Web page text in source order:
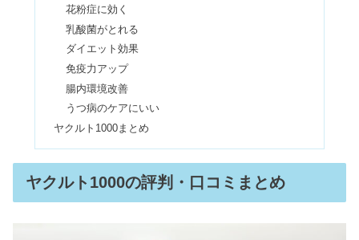
Qスイッチルビーレーザーが東京で打
ち放題！2万円以内で安い4選
キャミワンピ重ね着はダサい&太って
見える？インナーは何着る？
ライトの違い【口コミ】
花粉症に効く
乳酸菌がとれる
ダイエット効果
免疫力アップ
腸内環境改善
うつ病のケアにいい
ヤクルト1000まとめ
ヤクルト1000の評判・口コミまとめ